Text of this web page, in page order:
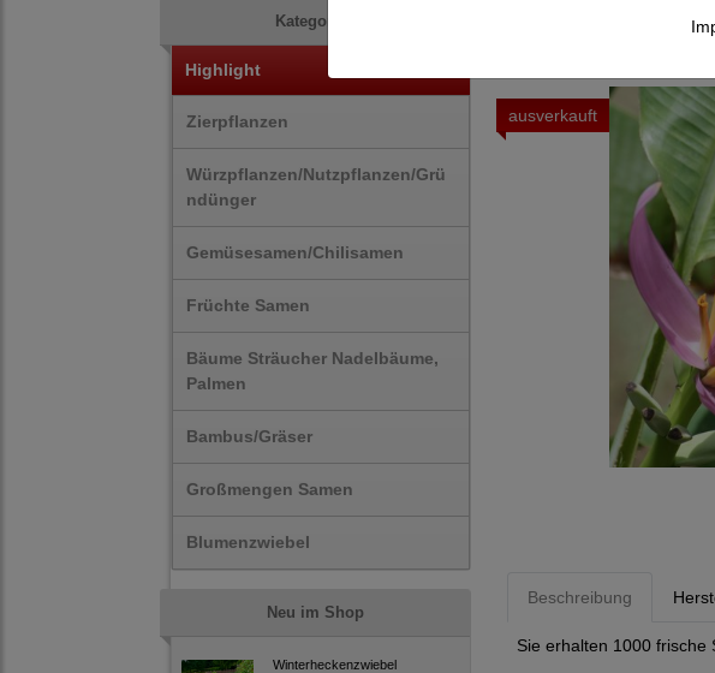
Kategorien
Highlight
Zierpflanzen
Würzpflanzen/Nutzpflanzen/Grü
ndünger
Gemüsesamen/Chilisamen
Früchte Samen
Bäume Sträucher Nadelbäume,
Palmen
Bambus/Gräser
Großmengen Samen
Blumenzwiebel
Neu im Shop
Winterheckenzwiebel
ausverkauft
Beschreibung
Sie erhalten 1000 frische